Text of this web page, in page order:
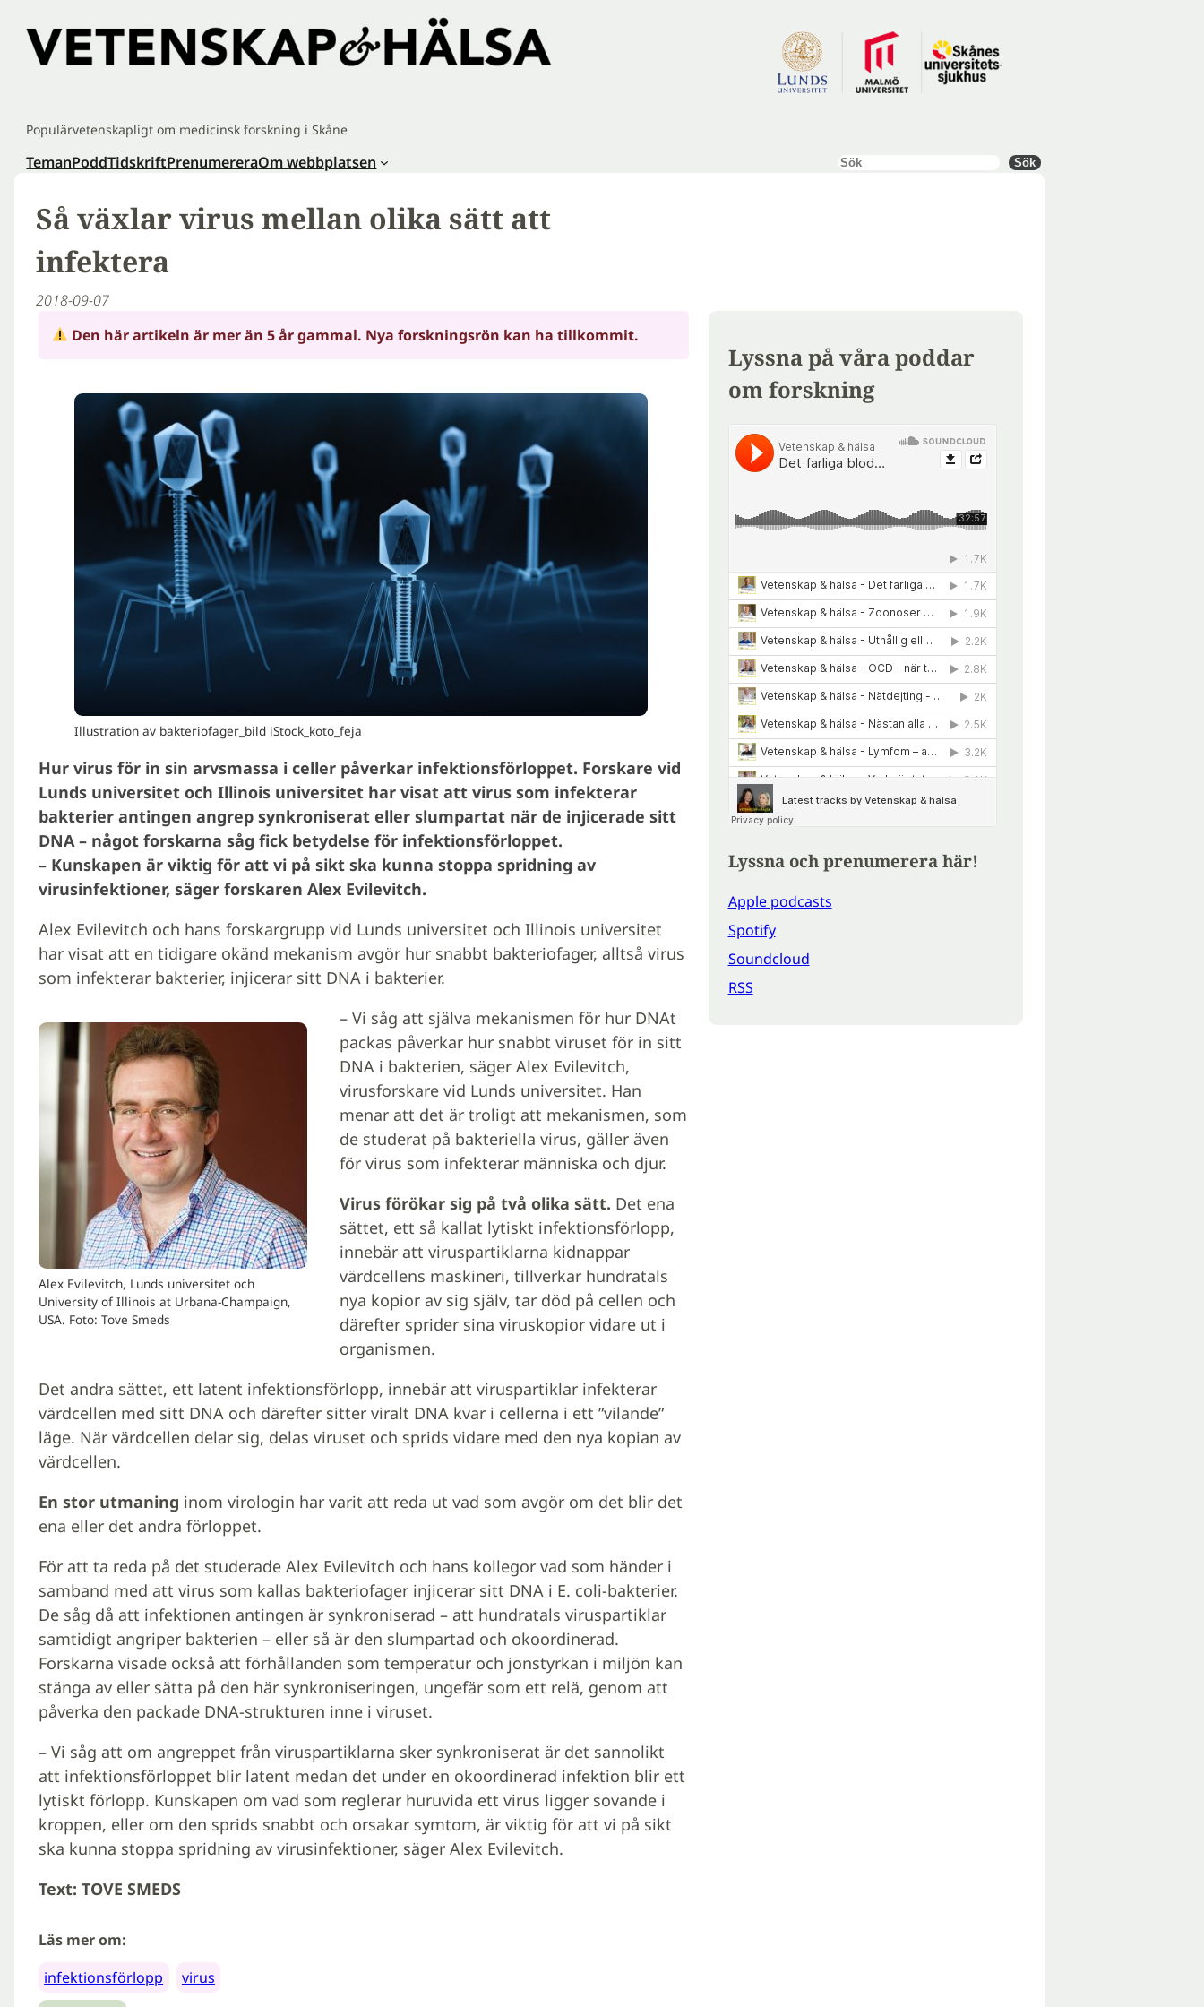
innehåll
Populärvetenskapligt om medicinsk forskning i Skåne
TemanPoddTidskriftPrenumereraOm webbplatsen Sök Sök
Så växlar virus mellan olika sätt att
infektera
2018-09-07
Den här artikeln är mer än 5 år gammal. Nya forskningsrön kan ha tillkommit.
Illustration av bakteriofager_bild iStock_koto_feja
Hur virus för in sin arvsmassa i celler påverkar infektionsförloppet. Forskare vid
Lunds universitet och Illinois universitet har visat att virus som infekterar
bakterier antingen angrep synkroniserat eller slumpartat när de injicerade sitt
DNA – något forskarna såg fick betydelse för infektionsförloppet.
– Kunskapen är viktig för att vi på sikt ska kunna stoppa spridning av
virusinfektioner, säger forskaren Alex Evilevitch.
Alex Evilevitch och hans forskargrupp vid Lunds universitet och Illinois universitet
har visat att en tidigare okänd mekanism avgör hur snabbt bakteriofager, alltså virus
som infekterar bakterier, injicerar sitt DNA i bakterier.
Alex Evilevitch, Lunds universitet och
University of Illinois at Urbana-Champaign,
USA. Foto: Tove Smeds
– Vi såg att själva mekanismen för hur DNAt
packas påverkar hur snabbt viruset för in sitt
DNA i bakterien, säger Alex Evilevitch,
virusforskare vid Lunds universitet. Han
menar att det är troligt att mekanismen, som
de studerat på bakteriella virus, gäller även
för virus som infekterar människa och djur.
Virus förökar sig på två olika sätt. Det ena
sättet, ett så kallat lytiskt infektionsförlopp,
innebär att viruspartiklarna kidnappar
värdcellens maskineri, tillverkar hundratals
nya kopior av sig själv, tar död på cellen och
därefter sprider sina viruskopior vidare ut i
organismen.
Det andra sättet, ett latent infektionsförlopp, innebär att viruspartiklar infekterar
värdcellen med sitt DNA och därefter sitter viralt DNA kvar i cellerna i ett ”vilande”
läge. När värdcellen delar sig, delas viruset och sprids vidare med den nya kopian av
värdcellen.
En stor utmaning inom virologin har varit att reda ut vad som avgör om det blir det
ena eller det andra förloppet.
För att ta reda på det studerade Alex Evilevitch och hans kollegor vad som händer i
samband med att virus som kallas bakteriofager injicerar sitt DNA i E. coli-bakterier.
De såg då att infektionen antingen är synkroniserad – att hundratals viruspartiklar
samtidigt angriper bakterien – eller så är den slumpartad och okoordinerad.
Forskarna visade också att förhållanden som temperatur och jonstyrkan i miljön kan
stänga av eller sätta på den här synkroniseringen, ungefär som ett relä, genom att
påverka den packade DNA-strukturen inne i viruset.
– Vi såg att om angreppet från viruspartiklarna sker synkroniserat är det sannolikt
att infektionsförloppet blir latent medan det under en okoordinerad infektion blir ett
lytiskt förlopp. Kunskapen om vad som reglerar huruvida ett virus ligger sovande i
kroppen, eller om den sprids snabbt och orsakar symtom, är viktig för att vi på sikt
ska kunna stoppa spridning av virusinfektioner, säger Alex Evilevitch.
Text: TOVE SMEDS
Läs mer om:
infektionsförlopp
virus
Lyssna på våra poddar
om forskning
Lyssna och prenumerera här!
Apple podcasts
Spotify
Soundcloud
RSS